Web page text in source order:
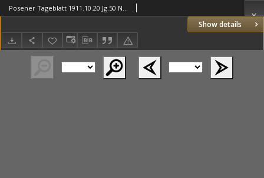
Show details
Posener Tageblatt 1911.10.20 Jg.50 Nr494